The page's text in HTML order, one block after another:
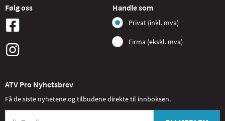
Følg oss Handle som
Privat (inkl. mva)
Firma (ekskl. mva)
ATV Pro Nyhetsbrev
Få de siste nyhetene og tilbudene direkte til innboksen.